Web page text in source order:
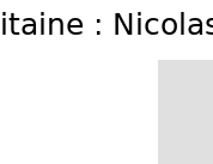
: